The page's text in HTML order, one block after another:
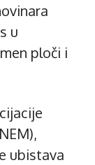
u
ploči i
ubistava